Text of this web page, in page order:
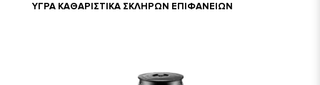
ΥΓΡΑ ΚΑΘΑΡΙΣΤΙΚΑ ΣΚΛΗΡΩΝ ΕΠΙΦΑΝΕΙΩΝ